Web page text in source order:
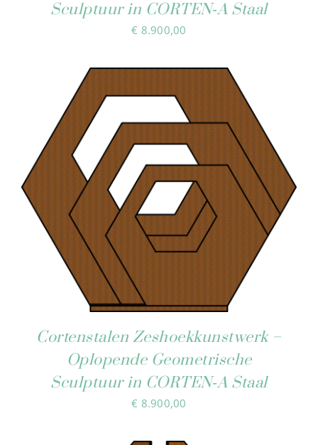
Sculptuur in CORTEN‑A Staal
€ 8.900,00
Cortenstalen Zeshoekkunstwerk –
Oplopende Geometrische
Sculptuur in CORTEN‑A Staal
€ 8.900,00